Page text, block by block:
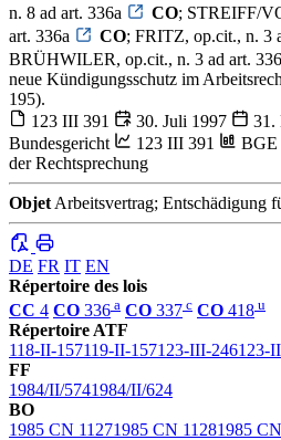
n. 8 ad art. 336a
CO; STREIFF/
art. 336a
CO; FRITZ, op.cit., n. 3
BRÜHWILER, op.cit., n. 3 ad art.
neue Kündigungsschutz im
195).
123 III 391
30. Juli 1997
31.
Bundesgericht
123 III 391 BGE
der Rechtsprechung
Objet Arbeitsvertrag; Entschädigung
DE FR IT EN
Répertoire des lois
CC 4 CO 336 a CO 337 c CO 418 u
Répertoire ATF
118-II-157119-II-157123-III-246123-
FF
1984/II/5741984/II/624
BO
1985 CN 11271985 CN 11281985